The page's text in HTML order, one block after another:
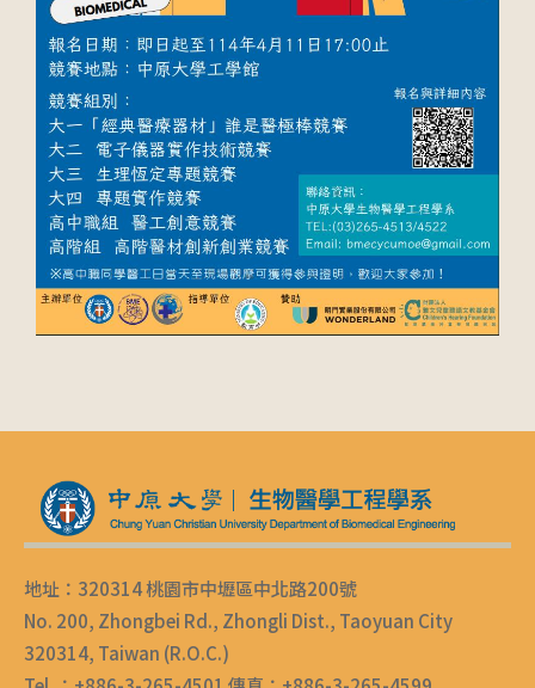
地址：320314 桃園市中壢區中北路200號
No. 200, Zhongbei Rd., Zhongli Dist., Taoyuan City
320314, Taiwan (R.O.C.)